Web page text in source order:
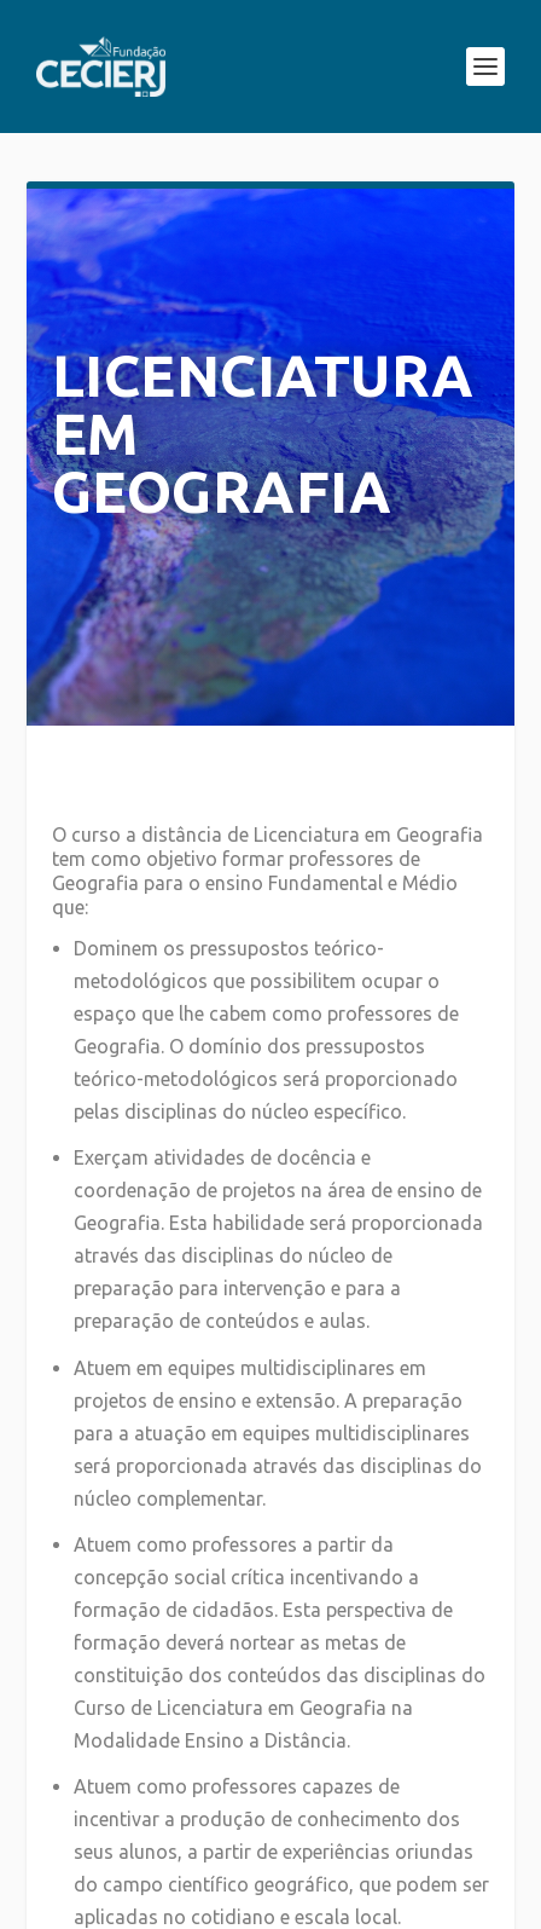
LICENCIATURA
EM
GEOGRAFIA
O curso a distância de Licenciatura em Geografia
tem como objetivo formar professores de
Geografia para o ensino Fundamental e Médio
que:
Dominem os pressupostos teórico-
metodológicos que possibilitem ocupar o
espaço que lhe cabem como professores de
Geografia. O domínio dos pressupostos
teórico-metodológicos será proporcionado
pelas disciplinas do núcleo específico.
Exerçam atividades de docência e
coordenação de projetos na área de ensino de
Geografia. Esta habilidade será proporcionada
através das disciplinas do núcleo de
preparação para intervenção e para a
preparação de conteúdos e aulas.
Atuem em equipes multidisciplinares em
projetos de ensino e extensão. A preparação
para a atuação em equipes multidisciplinares
será proporcionada através das disciplinas do
núcleo complementar.
Atuem como professores a partir da
concepção social crítica incentivando a
formação de cidadãos. Esta perspectiva de
formação deverá nortear as metas de
constituição dos conteúdos das disciplinas do
Curso de Licenciatura em Geografia na
Modalidade Ensino a Distância.
Atuem como professores capazes de
incentivar a produção de conhecimento dos
seus alunos, a partir de experiências oriundas
do campo científico geográfico, que podem ser
aplicadas no cotidiano e escala local.